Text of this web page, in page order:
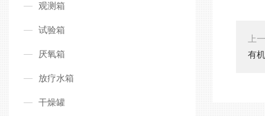
观测箱
试验箱
厌氧箱
放疗水箱
干燥罐
上
有